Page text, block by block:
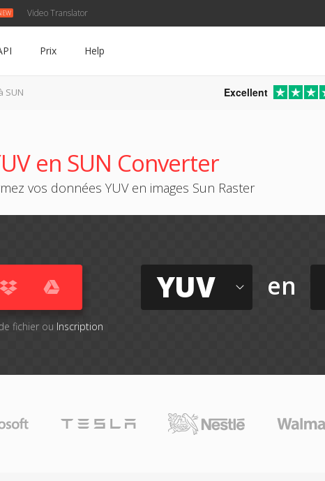
Video Translator
Prix Help
SUN Excellent
en SUN Converter
vos données YUV en images Sun Raster
fichier ou Inscription
YUV en